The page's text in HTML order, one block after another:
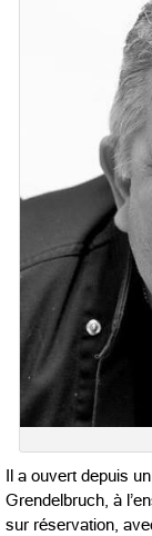
Il a ouvert depuis
Grendelbruch, à
sur réservation,